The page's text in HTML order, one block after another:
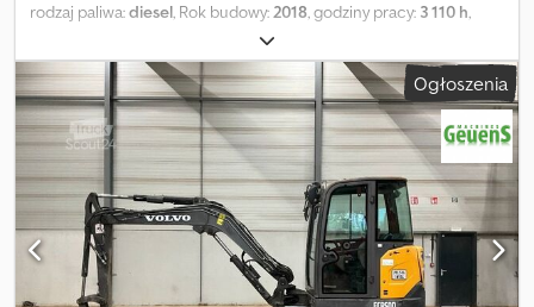
rodzaj paliwa:diesel, Rok budowy:2018, godziny pracy: 3 110 h,
MINIKOPARKA YANMAR VIO 50 MECHANICZNY SZYBKOZŁĄCZ 3
ŁYŻKI 2018 3110 MTH Dcsdpfx Abozd Ekyjyok
Ogłoszenia